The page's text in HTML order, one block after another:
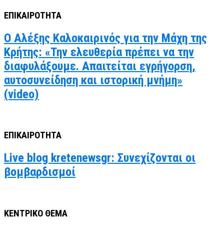
ΕΠΙΚΑΙΡΟΤΗΤΑ
Ο Αλέξης Καλοκαιρινός για την Μάχη της
Κρήτης: «Την ελευθερία πρέπει να την
διαφυλάξουμε. Απαιτείται εγρήγορση,
αυτοσυνείδηση και ιστορική μνήμη»
(video)
ΕΠΙΚΑΙΡΟΤΗΤΑ
Live blog kretenewsgr: Συνεχίζονται οι
βομβαρδισμοί
ΚΕΝΤΡΙΚΟ ΘΕΜΑ